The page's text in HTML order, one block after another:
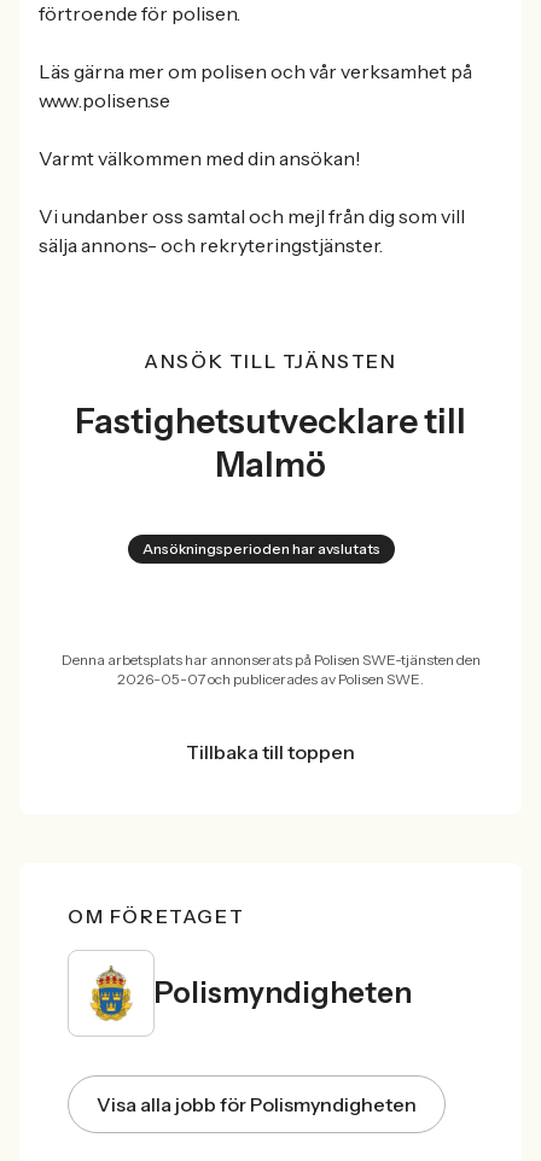
förtroende för polisen.
Läs gärna mer om polisen och vår verksamhet på
www.polisen.se
Varmt välkommen med din ansökan!
Vi undanber oss samtal och mejl från dig som vill
sälja annons- och rekryteringstjänster.
ANSÖK TILL TJÄNSTEN
Fastighetsutvecklare till
Malmö
Ansökningsperioden har avslutats
Denna arbetsplats har annonserats på Polisen SWE-tjänsten den
2026-05-07 och publicerades av Polisen SWE.
Tillbaka till toppen
OM FÖRETAGET
Polismyndigheten
Visa alla jobb för Polismyndigheten